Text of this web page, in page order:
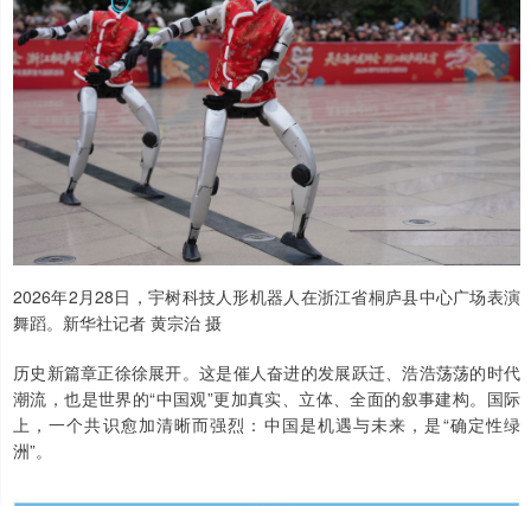
2026年2月28日，宇树科技人形机器人在浙江省桐庐县中心广场表演
舞蹈。新华社记者 黄宗治 摄
历史新篇章正徐徐展开。这是催人奋进的发展跃迁、浩浩荡荡的时代
潮流，也是世界的“中国观”更加真实、立体、全面的叙事建构。国际
上，一个共识愈加清晰而强烈：中国是机遇与未来，是“确定性绿
洲”。